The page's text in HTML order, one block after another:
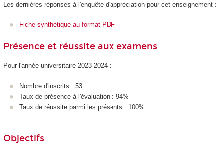
Les dernières réponses à l'enquête d'appréciation pour cet enseignement :
Fiche synthétique au format PDF
Présence et réussite aux examens
Pour l'année universitaire 2023-2024 :
Nombre d'inscrits : 53
Taux de présence à l'évaluation : 94%
Taux de réussite parmi les présents : 100%
Objectifs